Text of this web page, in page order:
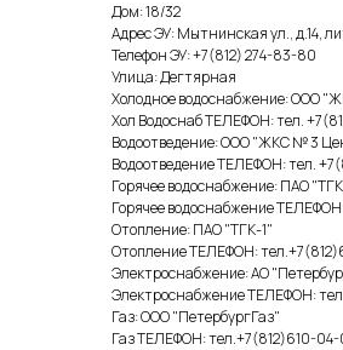
Дом: 18/32
Адрес ЭУ: Мытнинская ул., д.14,
Телефон ЭУ: +7(812) 274-83-80
Улица: Дегтярная
Холодное водоснабжение: ООО
Хол Водоснаб ТЕЛЕФОН: тел.
Водоотведение: ООО "ЖКС № 3
Водоотведение ТЕЛЕФОН: тел.
Горячее водоснабжение: ПАО
Горячее водоснабжение
Отопление: ПАО "ТГК-1"
Отопление ТЕЛЕФОН:
Электроснабжение: АО
Электроснабжение ТЕЛЕФОН:
Газ: ООО "ПетербургГаз"
Газ ТЕЛЕФОН: тел.+7(812)610-